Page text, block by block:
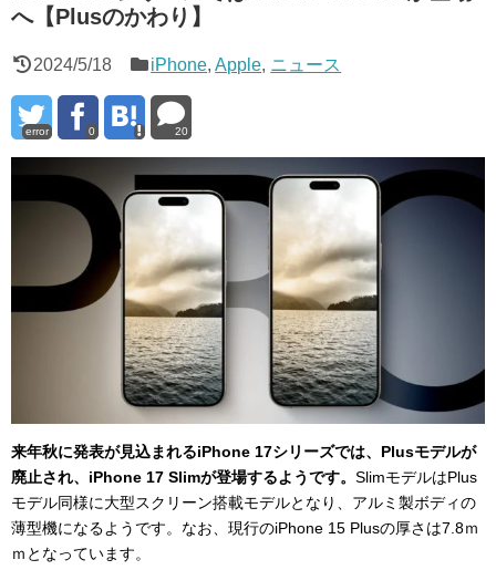
へ【Plusのかわり】
2024/5/18 iPhone,Apple, ニュース
error 0 20
来年秋に発表が見込まれるiPhone 17シリーズでは、Plusモデルが
廃止され、iPhone 17 Slimが登場するようです。 SlimモデルはPlus
モデル同様に大型スクリーン搭載モデルとなり、アルミ製ボディの
薄型機になるようです。なお、現行のiPhone 15 Plusの厚さは7.8ｍ
ｍとなっています。